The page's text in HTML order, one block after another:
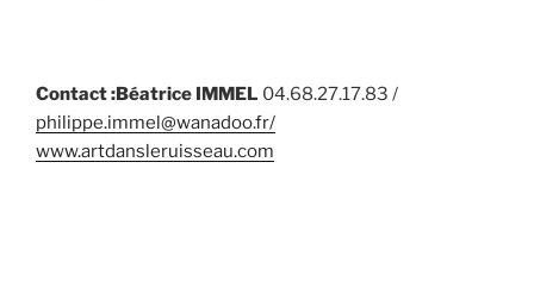
Contact :Béatrice IMMEL 04.68.27.17.83 /
philippe.immel@wanadoo.fr/
www.artdansleruisseau.com